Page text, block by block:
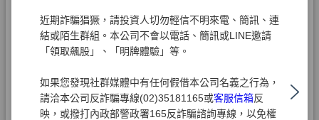
近期詐騙猖獗，請投資人切勿輕信不明來電、簡訊、連
結或陌生群組。本公司不會以電話、簡訊或LINE邀請
「領取飆股」、「明牌體驗」等。
如果您發現社群媒體中有任何假借本公司名義之行為，
請洽本公司反詐騙專線(02)35181165或客服信箱反
映，或撥打內政部警政署165反詐騙諮詢專線，以免權